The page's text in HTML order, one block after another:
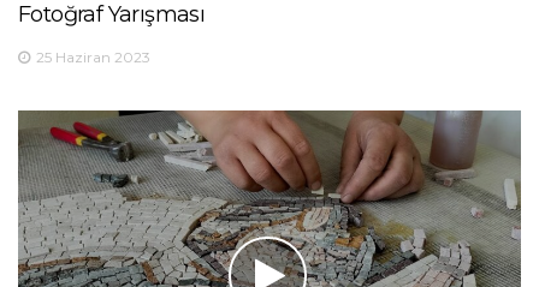
Fotoğraf Yarışması
25 Haziran 2023